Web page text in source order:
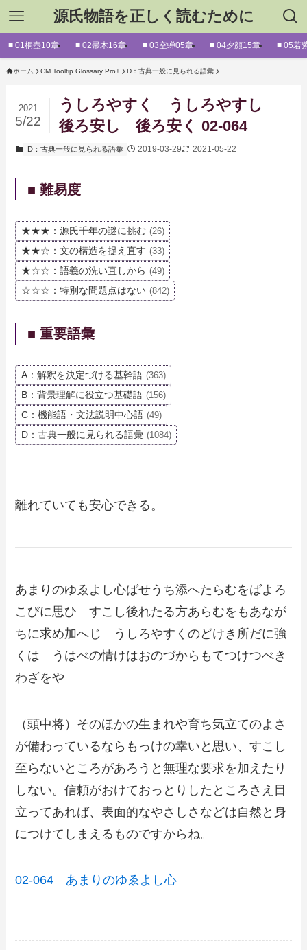
源氏物語を正しく読むために
■ 01桐壺10章 ■ 02帚木16章 ■ 03空蝉05章 ■ 04夕顔15章 ■ 05若
ホーム CM Tooltip Glossary Pro+ D：古典一般に見られる語彙
うしろやすく うしろやすし
後ろ安し 後ろ安く 02-064
2021
5/22
D：古典一般に見られる語彙 2019-03-29 2021-05-22
■ 難易度
★★★：源氏千年の謎に挑む (26)
★★☆：文の構造を捉え直す (33)
★☆☆：語義の洗い直しから (49)
☆☆☆：特別な問題点はない (842)
■ 重要語彙
A：解釈を決定づける基幹語 (363)
B：背景理解に役立つ基礎語 (156)
C：機能語・文法説明中心語 (49)
D：古典一般に見られる語彙 (1084)
離れていても安心できる。
あまりのゆゑよし心ばせうち添へたらむをばよろ
こびに思ひ すこし後れたる方あらむをもあなが
ちに求め加へじ うしろやすくのどけき所だに強
くは うはべの情けはおのづからもてつけつべき
わざをや
（頭中将）そのほかの生まれや育ち気立てのよさ
が備わっているならもっけの幸いと思い、すこし
至らないところがあろうと無理な要求を加えたり
しない。信頼がおけておっとりしたところさえ目
立ってあれば、表面的なやさしさなどは自然と身
につけてしまえるものですからね。
02-064 あまりのゆゑよし心